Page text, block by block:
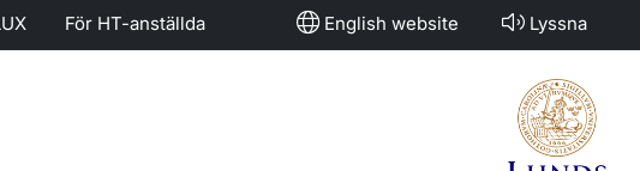
För HT-anställda English website Lyssna